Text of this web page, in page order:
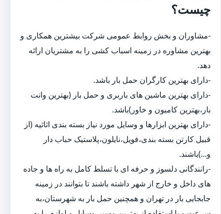
چیست؟
-مشاوران و بخش روابط عمومی شرکت بیشترین همکاری و
بهترین مشاوره در زمینه اسباب کشی را به مشتریان ارائه
دهد.
-دارای بهترین کارگران حمل بار باشد.
-دارای بهترین ماشین های باربری و حمل بار (بهترین وانت
بار،بهترین کامیون و خاور)باشد.
-دارای بهترین ابزارها و وسایل مورد نیاز بسته بندی اثاثیه (از
قبیل کارتن بسته بندی،فویل،نایلون،پلاستیک حباب دار
و...)باشند.
-رانندگانی دلسوز و حرفه ای با تسلط کامل به راه ها و جاده
های داخل و خارج از شهر داشته باشند تا بتوانند در زمینه
جابجایی بار در تهران و همچنین حمل بار به شهرستان،به